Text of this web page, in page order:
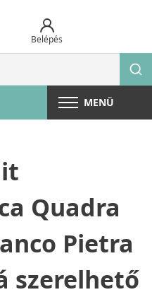
Belépés
MENÜ
Quadra
Pietra
szerelhető